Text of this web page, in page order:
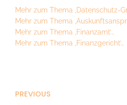
Mehr zum Thema ‚Datenschutz-
Mehr zum Thema
Mehr zum Thema ‚Finanzamt’…
Mehr zum Thema ‚Finanzgericht’…
PREVIOUS